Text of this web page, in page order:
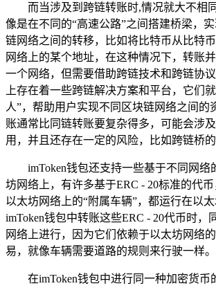
而当涉及到跨链转账时,情况就大不相
像是在不同的“高速公路”之间搭建桥梁，
链网络之间的转移，比如将比特币从比特
网络上的某个地址，在这种情况下，转账
一个网络，但需要借助跨链技术和跨链协
上存在着一些跨链解决方案和平台，它们
人”，帮助用户实现不同区块链网络之间的
账通常比同链转账要复杂得多，可能会涉
用，并且还存在一定的风险，比如跨链桥的
imToken钱包还支持一些基于不同网络
坊网络上，有许多基于ERC - 20标准的代
以太坊网络上的“附属车辆”，都运行在以
imToken钱包中转账这些ERC - 20代币时，
网络上进行，因为它们依赖于以太坊网络
易，就像车辆需要道路的规则来行驶一样。
在imToken钱包中进行同一种加密货币